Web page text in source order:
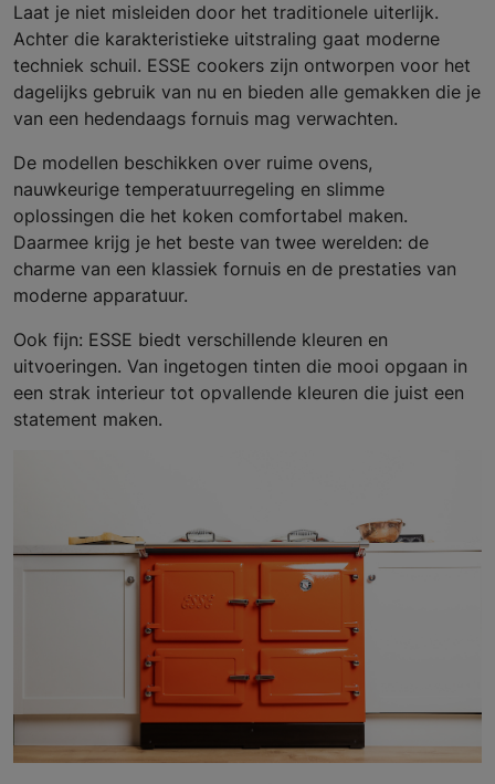
Laat je niet misleiden door het traditionele uiterlijk.
Achter die karakteristieke uitstraling gaat moderne
techniek schuil. ESSE cookers zijn ontworpen voor het
dagelijks gebruik van nu en bieden alle gemakken die je
van een hedendaags fornuis mag verwachten.
De modellen beschikken over ruime ovens,
nauwkeurige temperatuurregeling en slimme
oplossingen die het koken comfortabel maken.
Daarmee krijg je het beste van twee werelden: de
charme van een klassiek fornuis en de prestaties van
moderne apparatuur.
Ook fijn: ESSE biedt verschillende kleuren en
uitvoeringen. Van ingetogen tinten die mooi opgaan in
een strak interieur tot opvallende kleuren die juist een
statement maken.